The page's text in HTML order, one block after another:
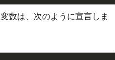
数は、次のように宣言しま